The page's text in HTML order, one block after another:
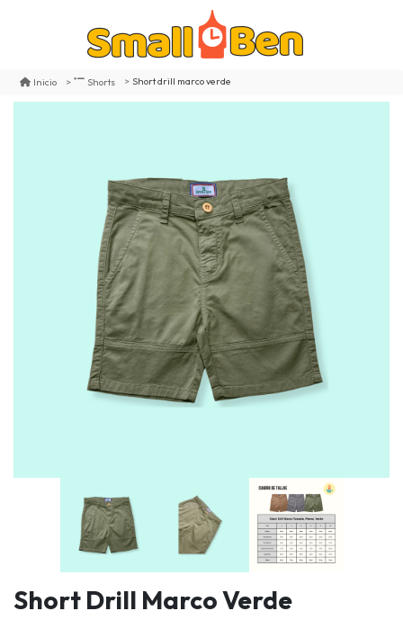
Inicio Shorts Short drill marco verde
Short Drill Marco Verde